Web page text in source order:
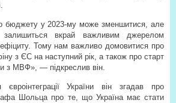
бюджету у 2023-му може зменшитися, але
залишиться вкрай важливим джерелом
Тому нам важливо домовитися про
з ЄС на наступний рік, а також про старт
з МВФ», — підкреслив він.
євроінтеграції України він згадав про
Шольца про те, що Україна має стати